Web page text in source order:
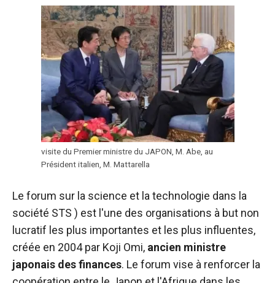
visite du Premier ministre du JAPON, M. Abe, au
Président italien, M. Mattarella
Le forum sur la science et la technologie dans la
société STS ) est l'une des organisations à but non
lucratif les plus importantes et les plus influentes,
créée en 2004 par Koji Omi, ancien ministre
japonais des finances. Le forum vise à renforcer la
vous refusez
ces cookies,
certaines
fonctionnalités
disparaîtront
du site web.
Marketing
En partageant
vos intérêts et
votre
comportement
visite de notre
augmentez
les chances
de voir des
des offres